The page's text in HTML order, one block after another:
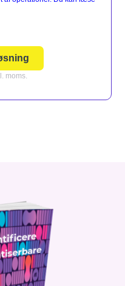
moms.